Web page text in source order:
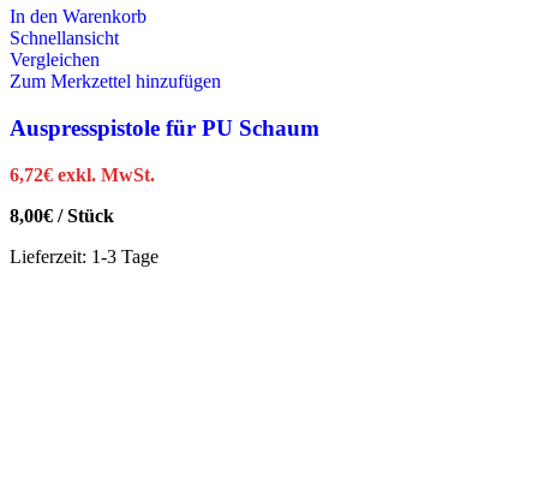
In den Warenkorb
Schnellansicht
Vergleichen
Zum Merkzettel hinzufügen
Auspresspistole für PU Schaum
6,72€ exkl. MwSt.
8,00€ /Stück
Lieferzeit: 1-3 Tage